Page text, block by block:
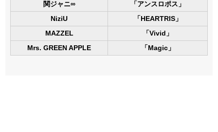
関ジャニ∞
「アンスロポス」
NiziU
「HEARTRIS」
MAZZEL
「Vivid」
Mrs. GREEN APPLE
「Magic」